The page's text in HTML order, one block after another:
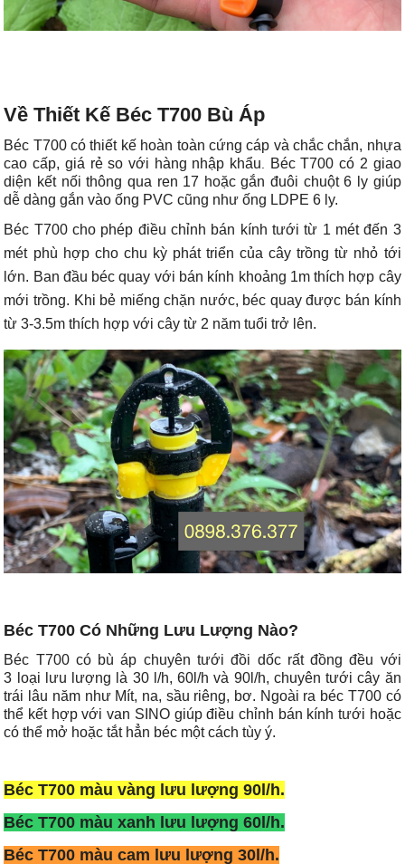
Về Thiết Kế Béc T700 Bù Áp
Béc T700 có thiết kế hoàn toàn cứng cáp và chắc chắn, nhựa
cao cấp, giá rẻ so với hàng nhập khẩu
Béc T700 có 2 giao
diện kết nối thông qua ren 17 hoặc gắn đuôi chuột 6 ly giúp
dễ dàng gắn vào ống PVC cũng như ống LDPE 6 ly.
Béc T700 cho phép điều chỉnh bán kính tưới từ 1 mét đến 3
mét phù hợp cho chu kỳ phát triển của cây trồng từ nhỏ tới
lớn. Ban đầu béc quay với bán kính khoảng 1m thích hợp cây
mới trồng. Khi bẻ miếng chặn nước, béc quay được bán kính
từ 3-3.5m thích hợp với cây từ 2 năm tuổi trở lên.
Béc T700 Có Những Lưu Lượng Nào?
Béc T700 có bù áp chuyên tưới đồi dốc rất đồng đều với
3 loại lưu lượng là 30 l/h, 60l/h và 90l/h, chuyên tưới cây ăn
trái lâu năm như Mít, na, sầu riêng, bơ. Ngoài ra béc T700 có
thể kết hợp với van SINO giúp điều chỉnh bán kính tưới hoặc
có thể mở hoặc tắt hẳn béc một cách tùy ý.
Béc T700 màu vàng lưu lượng 90l/h.
Béc T700 màu xanh lưu lượng 60l/h.
Béc T700 màu cam lưu lượng 30l/h.